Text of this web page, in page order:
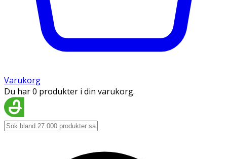
Varukorg
Du har 0 produkter i din varukorg.